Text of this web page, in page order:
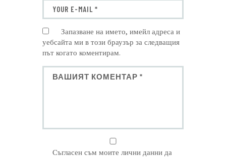
Запазване на името, имейл адреса и
уебсайта ми в този браузър за следващия
път когато коментирам.
Съгласен съм моите лични данни да